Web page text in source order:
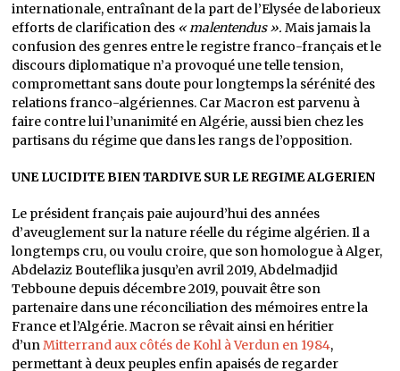
internationale, entraînant de la part de l’Elysée de laborieux
efforts de clarification des « malentendus ».Mais jamais la
confusion des genres entre le registre franco-français et le
discours diplomatique n’a provoqué une telle tension,
compromettant sans doute pour longtemps la sérénité des
relations franco-algériennes. Car Macron est parvenu à
faire contre lui l’unanimité en Algérie, aussi bien chez les
partisans du régime que dans les rangs de l’opposition.
UNE LUCIDITE BIEN TARDIVE SUR LE REGIME ALGERIEN
Le président français paie aujourd’hui des années
d’aveuglement sur la nature réelle du régime algérien. Il a
longtemps cru, ou voulu croire, que son homologue à Alger,
Abdelaziz Bouteflika jusqu’en avril 2019, Abdelmadjid
Tebboune depuis décembre 2019, pouvait être son
partenaire dans une réconciliation des mémoires entre la
France et l’Algérie. Macron se rêvait ainsi en héritier
d’unMitterrand aux côtés de Kohl à Verdun en 1984,
permettant à deux peuples enfin apaisés de regarder